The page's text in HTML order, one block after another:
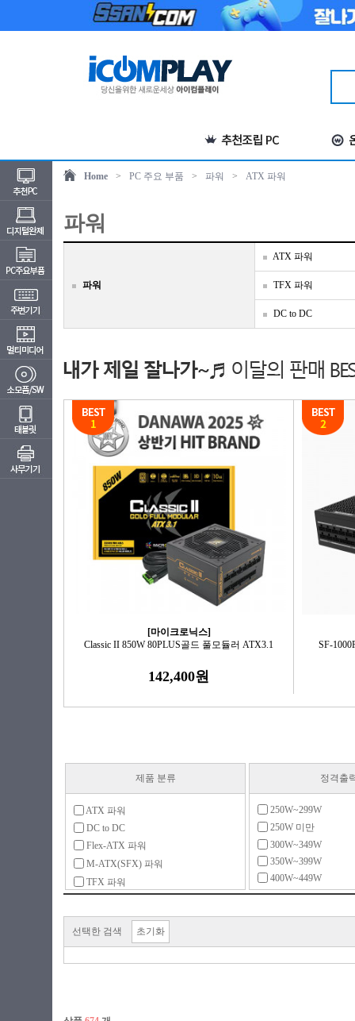
Home > PC 주요 부품 > 파워 > ATX 파워
파워
파워
ATX 파워
TFX 파워
DC to DC
[마이크로닉스]
Classic II 850W 80PLUS골드 풀모듈러 ATX3.1
142,400원
SF-
제품 분류
ATX 파워
DC to DC
Flex-ATX 파워
M-ATX(SFX) 파워
TFX 파워
리던던트
서버용 파워
정격출
250W~299W
250W 미만
300W~349W
350W~399W
400W~449W
450W~499W
700W~799W
800W~899W
선택한 검색 초기화